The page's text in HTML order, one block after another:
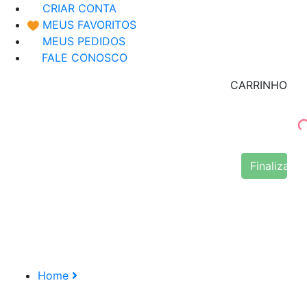
CRIAR CONTA
MEUS FAVORITOS
MEUS PEDIDOS
FALE CONOSCO
CARRINHO
Finalizar
Home